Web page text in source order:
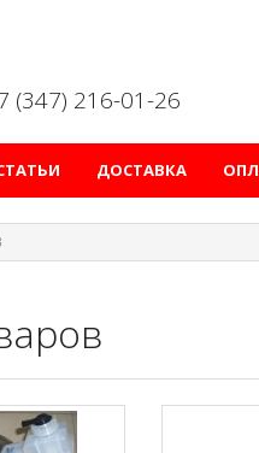
(347) 216-01-26
ДОСТАВКА